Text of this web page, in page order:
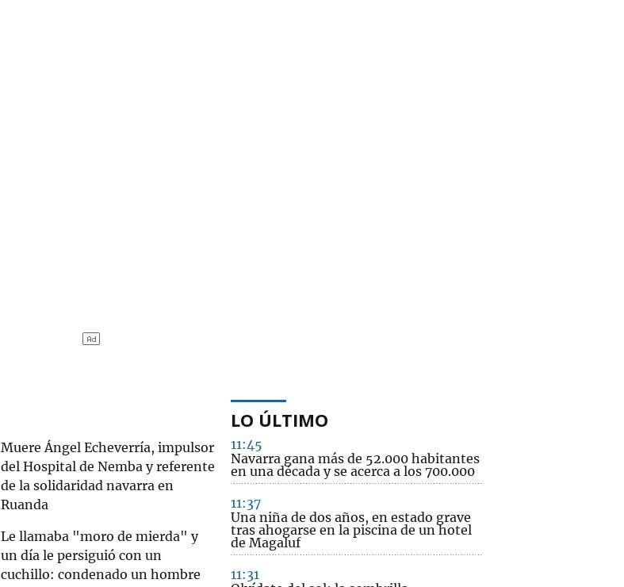
Muere Ángel Echeverría, impulsor
del Hospital de Nemba y referente
de la solidaridad navarra en
Ruanda
Le llamaba "moro de mierda" y
un día le persiguió con un
cuchillo: condenado un hombre
LO ÚLTIMO
11:45
Navarra gana más de 52.000 habitantes
en una década y se acerca a los 700.000
11:37
Una niña de dos años, en estado grave
tras ahogarse en la piscina de un hotel
de Magaluf
11:31